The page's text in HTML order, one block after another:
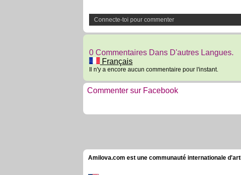
Connecte-toi pour commenter
0 Commentaires Dans D'autres Langues.
Français
Il n'y a encore aucun commentaire pour l'instant.
Commenter sur Facebook
Amilova.com est une communauté internationale